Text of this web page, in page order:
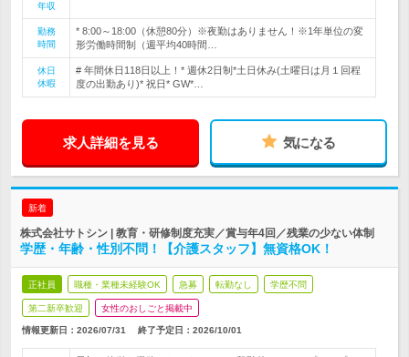
年収
勤務
時間
* 8:00～18:00（休憩80分）※夜勤はありません！※1年単位の変
形労働時間制（週平均40時間…
休日
休暇
# 年間休日118日以上！* 週休2日制*土日休み(土曜日は月１回程
度の出勤あり)* 祝日* GW*…
求人詳細を見る 気になる
新着
株式会社サトシン | 教育・研修制度充実／賞与年4回／残業の少ない体制
学歴・年齢・性別不問！【介護スタッフ】無資格OK！
正社員 職種・業種未経験OK 急募 転勤なし 学歴不問
第二新卒歓迎 女性のおしごと掲載中
情報更新日：2026/07/31 終了予定日： 2026/10/01